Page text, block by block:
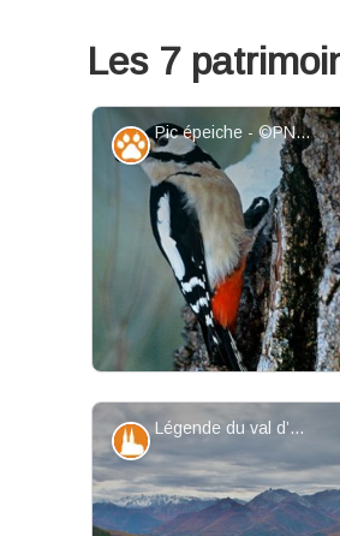
Les 7
Pic épeiche - ©PNRQ
Voir l'image
Faune
saisons froides.
Légende du val d’Arvieux - ©Benjamin Musella - PNR Queyras
Patrimoine et histoire